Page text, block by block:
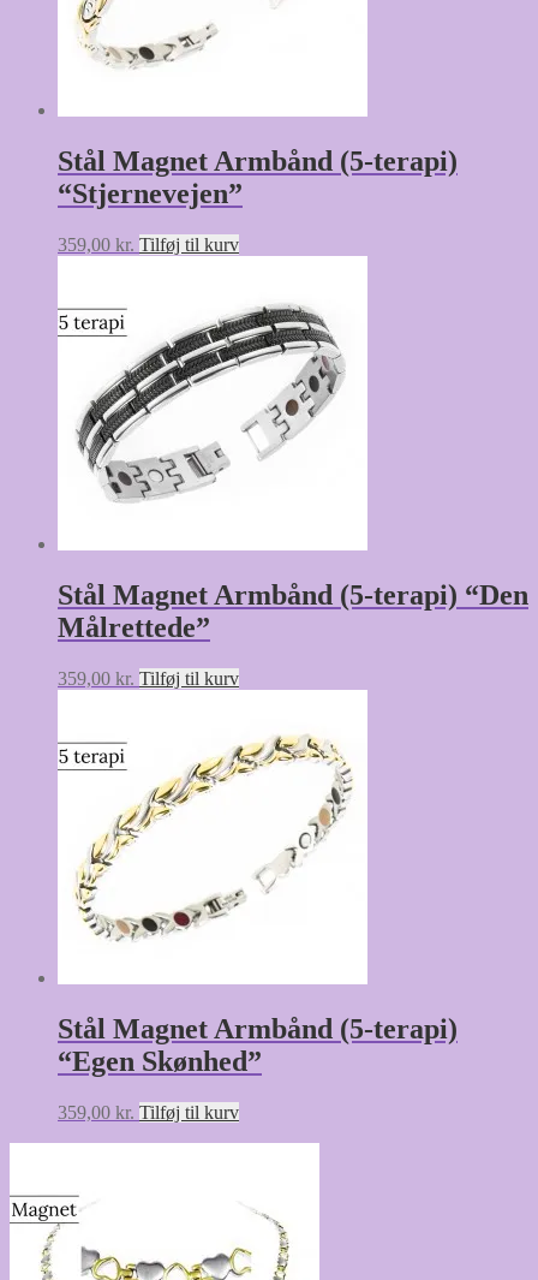
Stål Magnet Armbånd (5-terapi)
“Stjernevejen”
359,00 kr. Tilføj til kurv
Stål Magnet Armbånd (5-terapi) “Den
Målrettede”
359,00 kr. Tilføj til kurv
Stål Magnet Armbånd (5-terapi)
“Egen Skønhed”
359,00 kr. Tilføj til kurv